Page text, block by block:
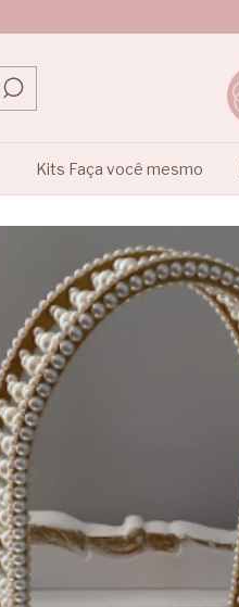
Kits Faça você mesmo